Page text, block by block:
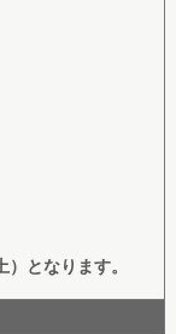
となります。